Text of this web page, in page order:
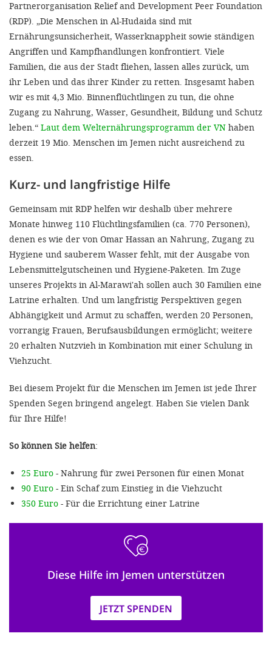
Partnerorganisation Relief and Development Peer Foundation
(RDP). „Die Menschen in Al-Hudaida sind mit
Ernährungsunsicherheit, Wasserknappheit sowie ständigen
Angriffen und Kampfhandlungen konfrontiert. Viele
Familien, die aus der Stadt fliehen, lassen alles zurück, um
ihr Leben und das ihrer Kinder zu retten. Insgesamt haben
wir es mit 4,3 Mio. Binnenflüchtlingen zu tun, die ohne
Zugang zu Nahrung, Wasser, Gesundheit, Bildung und Schutz
leben.“ Laut dem Welternährungsprogramm der VN haben
derzeit 19 Mio. Menschen im Jemen nicht ausreichend zu
essen.
Kurz- und langfristige Hilfe
Gemeinsam mit RDP helfen wir des­halb über mehrere
Monate hinweg 110 Flüchtlingsfamilien (ca. 770 Per­sonen),
denen es wie der von Omar Hassan an Nahrung, Zugang zu
Hy­giene und sauberem Wasser fehlt, mit der Ausgabe von
Lebensmittelgutscheinen und Hygiene­-Paketen. Im Zuge
unseres Projekts in Al­-Marawi'ah sollen auch 30 Familien eine
Latrine erhalten. Und um lang­fristig Perspektiven gegen
Abhän­gigkeit und Armut zu schaffen, wer­den 20 Personen,
vorrangig Frauen, Berufsausbildungen ermöglicht; wei­tere
20 erhalten Nutzvieh in Kombi­nation mit einer Schulung in
Vieh­zucht.
Bei diesem Projekt für die Menschen im Jemen ist jede Ihrer
Spenden Segen bringend angelegt. Haben Sie vielen Dank
für Ihre Hilfe!
So können Sie helfen:
25 Euro - Nahrung für zwei Personen für einen Monat
90 Euro - Ein Schaf zum Einstieg in die Viehzucht
350 Euro - Für die Errichtung einer Latrine
Diese Hilfe im Jemen unterstützen
JETZT SPENDEN